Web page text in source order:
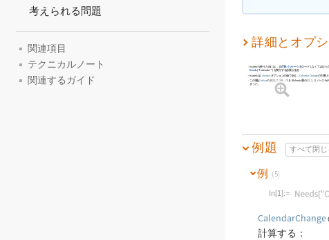
考えられる問題
関連項目
テクニカルノート
関連するガイド
詳細とオプ
Islamicを使うためには，まず 暦パッケージをロードしなくてはなら
Needs "Calendar`"
を実行する必要がある．
IslamicはCalendarオプションの値であり，CalendarChangeの引数と
この暦はJulianの 622 , 7, 16 ，つまり Islamic 暦の 1, 1, 1}
（ヘジラ
まった．
例題 すべて閉じ
例 (5)
In[1]:=
Wolfram
CalendarChange
計算する：